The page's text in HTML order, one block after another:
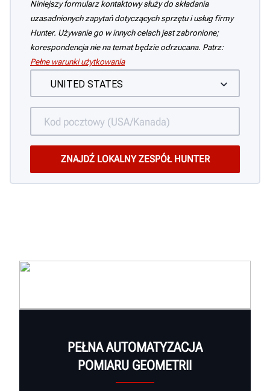
Niniejszy formularz kontaktowy służy do składania
uzasadnionych zapytań dotyczących sprzętu i usług firmy
Hunter. Używanie go w innych celach jest zabronione;
korespondencja nie na temat będzie odrzucana. Patrz:
Pełne warunki użytkowania
PEŁNA AUTOMATYZACJA
POMIARU GEOMETRII